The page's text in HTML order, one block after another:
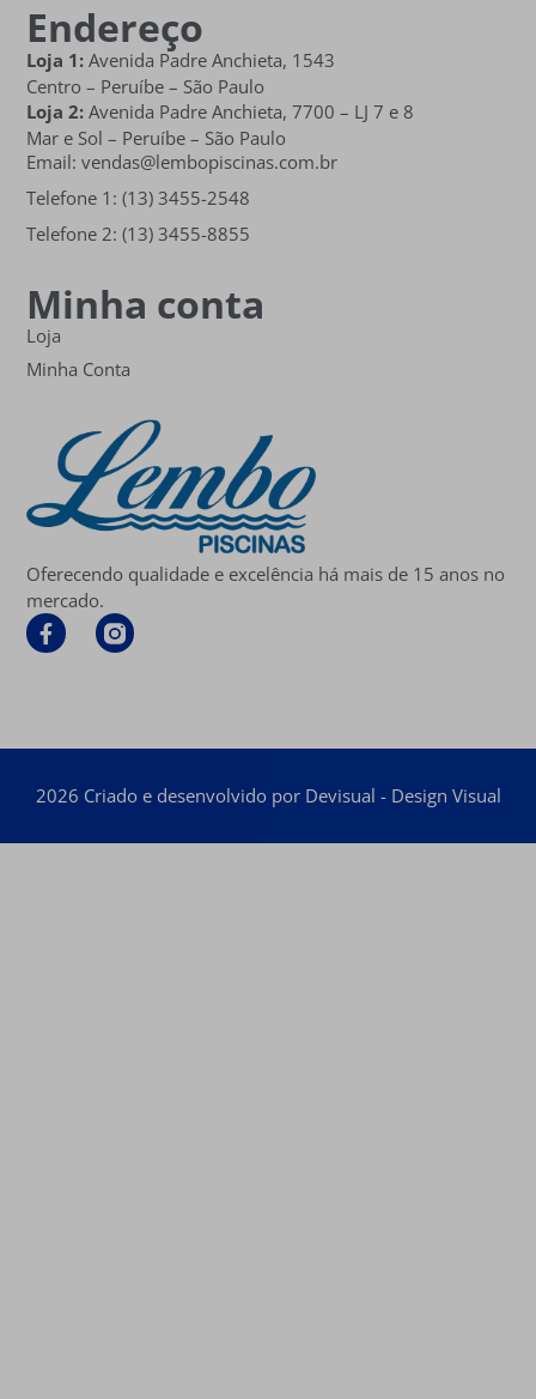
Oferecendo qualidade e excelência há mais de 15 anos no
mercado.
Minha conta
Loja
Minha Conta
Endereço
Loja 1: Avenida Padre Anchieta, 1543
Centro – Peruíbe – São Paulo
Loja 2: Avenida Padre Anchieta,7700 – LJ 7 e 8
Mar e Sol – Peruíbe – São Paulo
Email: vendas@lembopiscinas.com.br
Telefone 1: (13) 3455-2548
Telefone 2: (13) 3455-8855
2026 Criado e desenvolvido por Devisual - Design Visual